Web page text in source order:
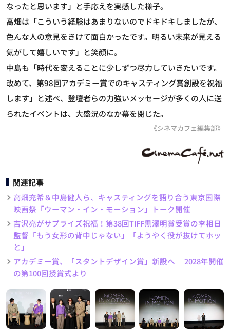
なったと思います」と手応えを実感した様子。
高畑は「こういう経験はあまりないのでドキドキしましたが、
色んな人の意見をきけて面白かったです。明るい未来が見える
気がして嬉しいです」と笑顔に。
中島も「時代を変えることに少しずつ尽力していきたいです。
改めて、第98回アカデミー賞でのキャスティング賞創設を祝福
します」と述べ、登壇者らの力強いメッセージが多くの人に送
られたイベントは、大盛況のなか幕を閉じた。
《シネマカフェ編集部》
関連記事
高畑充希＆中島健人ら、キャスティングを語り合う東京国際
映画祭「ウーマン・イン・モーション」トーク開催
吉沢亮がサプライズ祝福！第38回TIFF黒澤明賞受賞の李相日
監督「もう女形の背中じゃない」「ようやく役が抜けてホッ
と」
アカデミー賞、「スタントデザイン賞」新設へ 2028年開催
の第100回授賞式より